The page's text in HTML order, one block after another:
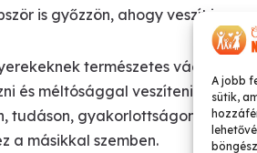
A jobb
sütik,
is győzzön, ahogy veszít is.
természetes vágya a
és méltósággal veszíteni. Erre
tudáson, gyakorlottságon
a másikkal szemben.